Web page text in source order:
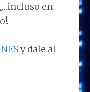
…incluso en
y dale al